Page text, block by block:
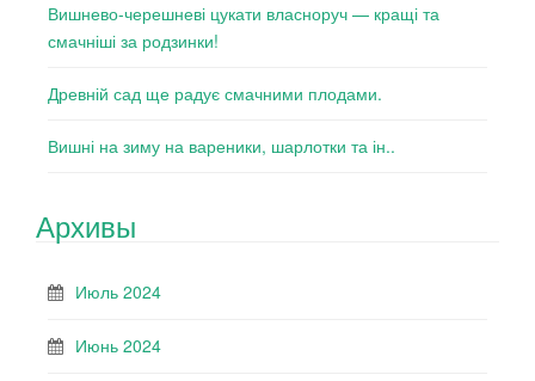
Вишнево-черешневі цукати власноруч — кращі та
смачніші за родзинки!
Древній сад ще радує смачними плодами.
Вишні на зиму на вареники, шарлотки та ін..
Архивы
Июль 2024
Июнь 2024